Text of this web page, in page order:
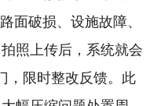
面破损、设施故障、
照上传后，系统就会
，限时整改反馈。此